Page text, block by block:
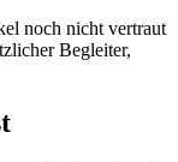
noch nicht vertraut
Begleiter,